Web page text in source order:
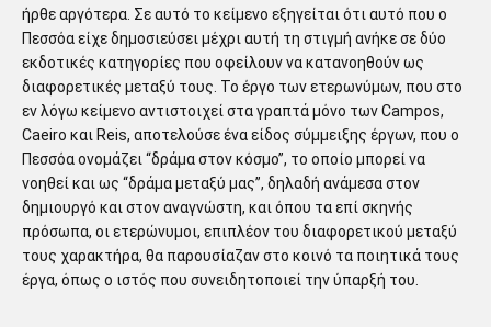
ήρθε αργότερα. Σε αυτό το κείμενο εξηγείται ότι αυτό που ο
Πεσσόα είχε δημοσιεύσει μέχρι αυτή τη στιγμή ανήκε σε δύο
εκδοτικές κατηγορίες που οφείλουν να κατανοηθούν ως
διαφορετικές μεταξύ τους. Το έργο των ετερωνύμων, που στο
εν λόγω κείμενο αντιστοιχεί στα γραπτά μόνο των Campos,
Caeiro και Reis, αποτελούσε ένα είδος σύμμειξης έργων, που ο
Πεσσόα ονομάζει “δράμα στον κόσμο”, το οποίο μπορεί να
νοηθεί και ως “δράμα μεταξύ μας”, δηλαδή ανάμεσα στον
δημιουργό και στον αναγνώστη, και όπου τα επί σκηνής
πρόσωπα, οι ετερώνυμοι, επιπλέον του διαφορετικού μεταξύ
τους χαρακτήρα, θα παρουσίαζαν στο κοινό τα ποιητικά τους
έργα, όπως ο ιστός που συνειδητοποιεί την ύπαρξή του.